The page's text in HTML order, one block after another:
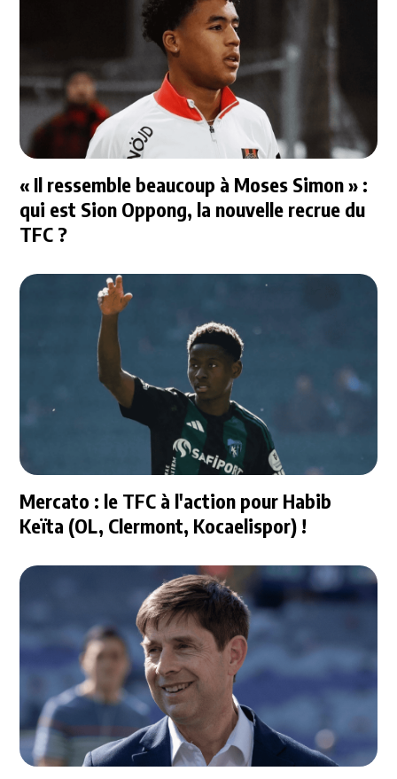
« Il ressemble beaucoup à Moses Simon » :
qui est Sion Oppong, la nouvelle recrue du
TFC ?
Mercato : le TFC à l'action pour Habib
Keïta (OL, Clermont, Kocaelispor) !